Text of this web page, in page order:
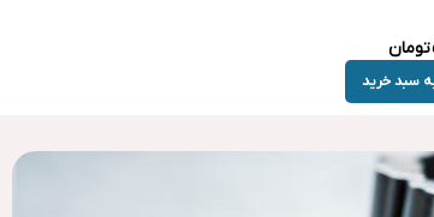
تومان
سبد خرید